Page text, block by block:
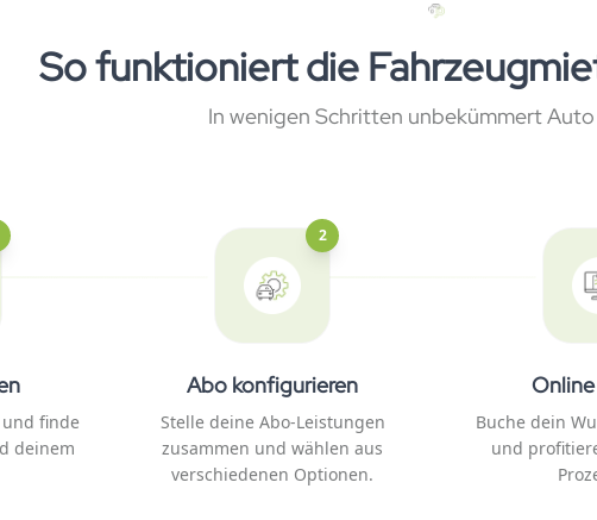
So funktioniert die
In wenigen Schritten unbekümmert Auto
finde
deinem
2
Abo konfigurieren
Stelle deine Abo-Leistungen
zusammen und wählen aus
verschiedenen Optionen.
Buche dein
und